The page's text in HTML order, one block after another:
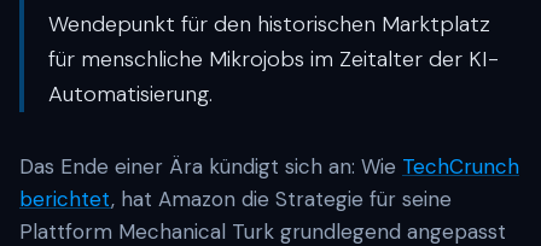
Wendepunkt für den historischen Marktplatz
für menschliche Mikrojobs im Zeitalter der KI-
Automatisierung.
Das Ende einer Ära kündigt sich an: Wie TechCrunch
berichtet, hat Amazon die Strategie für seine
Plattform Mechanical Turk grundlegend angepasst